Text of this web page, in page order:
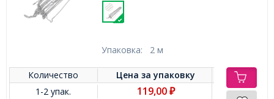
Упаковка: 2 м
Количество Цена заупаковку
1-2 упак.
119,00 ₽